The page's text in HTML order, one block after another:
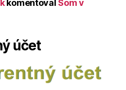
komentoval Som v
účet